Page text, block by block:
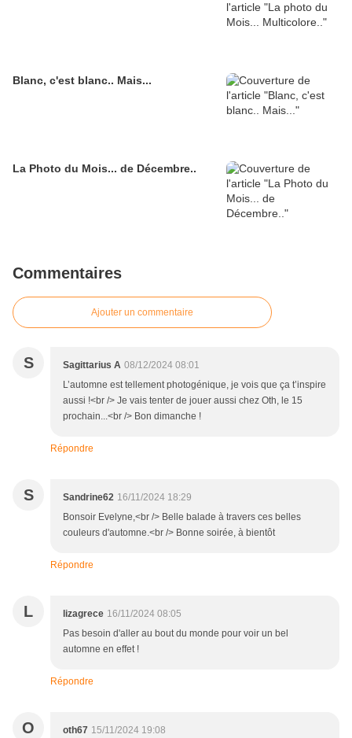
Blanc, c'est blanc.. Mais...
La Photo du Mois... de Décembre..
Commentaires
Ajouter un commentaire
S Sagittarius A 08/12/2024 08:01
L’automne est tellement photogénique, je vois que ça t’inspire
aussi !<br /> Je vais tenter de jouer aussi chez Oth, le 15
prochain...<br /> Bon dimanche !
Répondre
S Sandrine62 16/11/2024 18:29
Bonsoir Evelyne,<br /> Belle balade à travers ces belles
couleurs d'automne.<br /> Bonne soirée, à bientôt
Répondre
L lizagrece 16/11/2024 08:05
Pas besoin d'aller au bout du monde pour voir un bel
automne en effet !
Répondre
O oth67 15/11/2024 19:08